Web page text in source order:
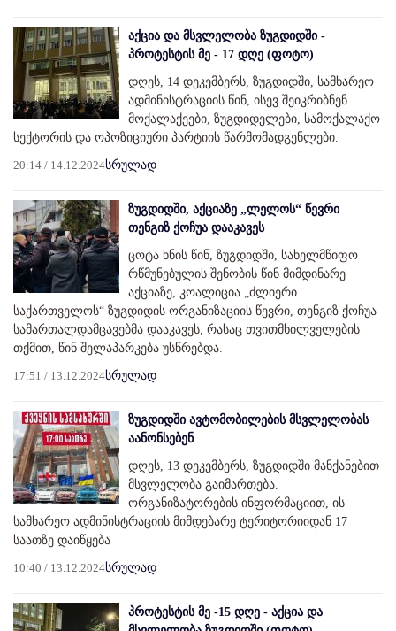
აქცია და მსვლელობა ზუგდიდში -
პროტესტის მე - 17 დღე (ფოტო)
დღეს, 14 დეკემბერს, ზუგდიდში, სამხარეო
ადმინისტრაციის წინ, ისევ შეიკრიბნენ
მოქალაქეები, ზუგდიდელები, სამოქალაქო
სექტორის და ოპოზიციური პარტიის წარმომადგენლები.
20:14 / 14.12.2024სრულად
ზუგდიდში, აქციაზე „ლელოს“ წევრი
თენგიზ ქოჩუა დააკავეს
ცოტა ხნის წინ, ზუგდიდში, სახელმწიფო
რწმუნებულის შენობის წინ მიმდინარე
აქციაზე, კოალიცია „ძლიერი
საქართველოს“ ზუგდიდის ორგანიზაციის წევრი, თენგიზ ქოჩუა
სამართალდამცავებმა დააკავეს, რასაც თვითმხილველების
თქმით, წინ შელაპარკება უსწრებდა.
17:51 / 13.12.2024სრულად
ზუგდიდში ავტომობილების მსვლელობას
აანონსებენ
დღეს, 13 დეკემბერს, ზუგდიდში მანქანებით
მსვლელობა გაიმართება.
ორგანიზატორების ინფორმაციით, ის
სამხარეო ადმინისტრაციის მიმდებარე ტერიტორიიდან 17
საათზე დაიწყება
10:40 / 13.12.2024სრულად
პროტესტის მე -15 დღე - აქცია და